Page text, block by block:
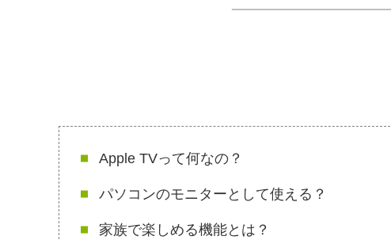
Apple TVって何なの？
パソコンのモニターとして使える？
家族で楽しめる機能とは？